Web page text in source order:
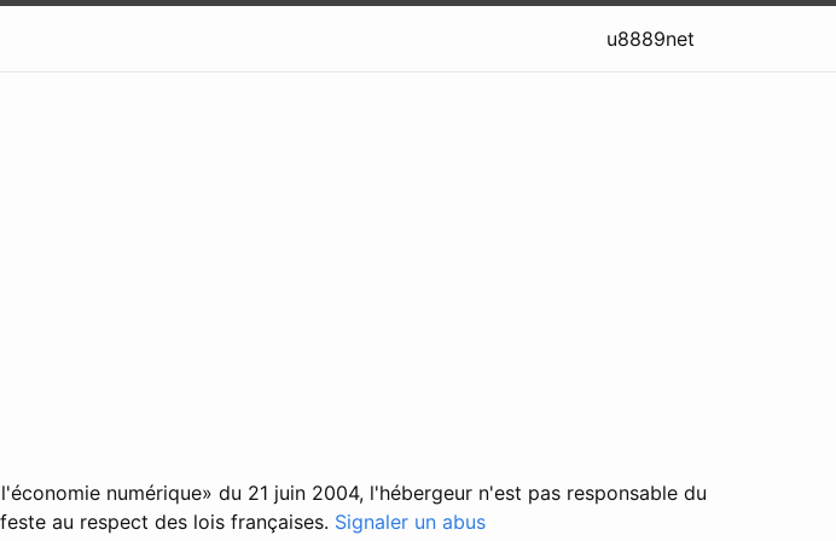
u8889net
numérique» du 21 juin 2004, l'hébergeur n'est pas responsable du
au respect des lois françaises. Signaler un abus